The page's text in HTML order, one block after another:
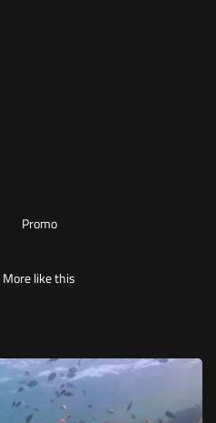
Promo
More like this